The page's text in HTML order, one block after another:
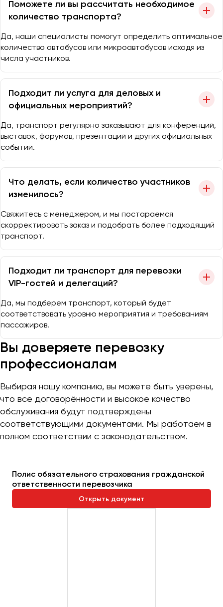
Поможете ли вы рассчитать необходимое
количество транспорта?
Да, наши специалисты помогут определить оптимальное
количество автобусов или микроавтобусов исходя из
числа участников.
Подходит ли услуга для деловых и
официальных мероприятий?
Да, транспорт регулярно заказывают для конференций,
выставок, форумов, презентаций и других официальных
событий.
Что делать, если количество участников
изменилось?
Свяжитесь с менеджером, и мы постараемся
скорректировать заказ и подобрать более подходящий
транспорт.
Подходит ли транспорт для перевозки
VIP-гостей и делегаций?
Да, мы подберем транспорт, который будет
соответствовать уровню мероприятия и требованиям
пассажиров.
Вы доверяете перевозку
профессионалам
Выбирая нашу компанию, вы можете быть уверены,
что все договорённости и высокое качество
обслуживания будут подтверждены
соответствующими документами. Мы работаем в
полном соответствии с законодательством.
Полис обязательного страхования гражданской
ответственности перевозчика
Открыть документ